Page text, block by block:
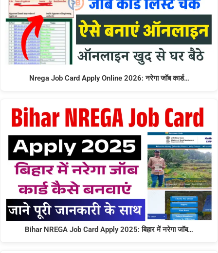
Nrega Job Card Apply Online 2026: नरेगा जॉब कार्ड…
Bihar NREGA Job Card Apply 2025: बिहार में नरेगा जॉब…